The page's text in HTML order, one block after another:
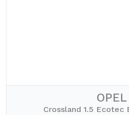
OPEL
Crossland 1.5 Ecotec